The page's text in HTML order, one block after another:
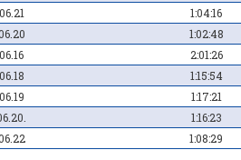
1:04:16
1:02:48
2:01:26
1:15:54
1:17:21
1:16:23
1:08:29